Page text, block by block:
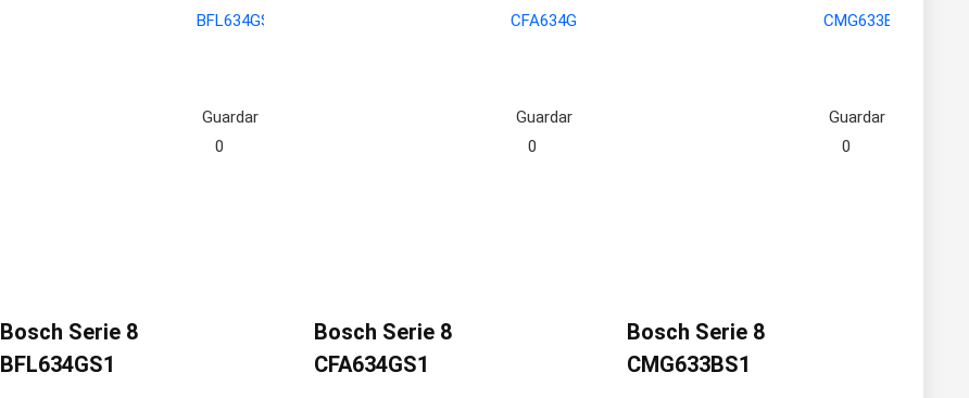
Guardar
0
Bosch Serie 8
BFL634GS1
Guardar
0
Bosch Serie 8
CFA634GS1
Guardar
0
Bosch Serie 8
CMG633BS1